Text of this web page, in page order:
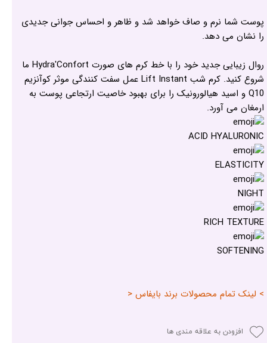
پوست شما نرم و صاف خواهد شد و ظاهر و احساس جوانی جدیدی
را نشان می دهد.
روال زیبایی جدید خود را با خط کرم های صورت Hydra'Confort ما
شروع کنید. کرم شب Lift Instant عمل سفت کنندگی موثر کوآنزیم
Q10 و اسید هیالورونیک را برای بهبود خاصیت ارتجاعی پوست به
ارمغان می آورد.
ACID HYALURONIC
ELASTICITY
NIGHT
RICH TEXTURE
SOFTENING
> لینک تمام محصولات برند بایفاس <
افزودن به علاقه مندی ها